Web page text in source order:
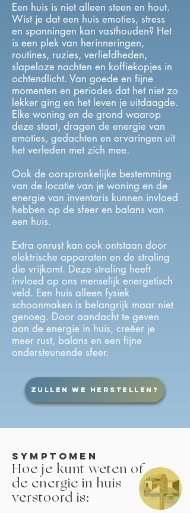
Een huis is niet alleen steen en hout.​
Wist je dat een huis emoties, stress
en spanningen kan vasthouden? Het
is een plek van herinneringen,
routines, ruzies, verliefdheden,
slapeloze nachten en koffiekopjes in
ochtendlicht. Van goede en fijne
momenten en periodes dat het niet zo
lekker ging en het leven je uitdaagde.
Elke woning en de grond waarop
deze staat, dragen de energie van
emoties, gedachten en ervaringen uit
het verleden met zich mee.
Ook de oorspronkelijke bestemming
van de locatie van je woning en de
energie van inventaris kunnen invloed
hebben op de sfeer en balans van
een huis.
Extra onrust kan ook ontstaan door
elektrische apparaten en de straling
die vrijkomt. Deze straling heeft
invloed op ons menselijk energetisch
veld. Een huis alleen fysiek
schoonmaken is belangrijk maar niet
genoeg. Door aandacht te geven
aan de energie in huis, creëer je
meer rust, balans en een fijne
ondersteunende sfeer.
Zullen we herstellen?
symptomen
Hoe je kunt weten of
de energie in huis
verstoord is: